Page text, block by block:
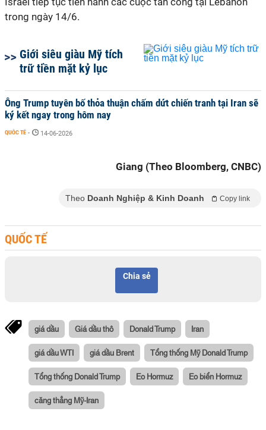
trong ngày 14/6.
Giới siêu giàu Mỹ tích
trữ tiền mặt kỷ lục
Ông Trump tuyên bố thỏa thuận chấm dứt chiến tranh tại Iran sẽ
ký kết ngay trong hôm nay
QUỐC TẾ - 14-06-2026
Giang (Theo Bloomberg, CNBC)
Theo Doanh Nghiệp & Kinh Doanh Copy link
QUỐC TẾ
Chia sẻ
giá dầu Giá dầu thô Donald Trump Iran
giá dầu WTI giá dầu Brent Tổng thống Mỹ Donald Trump
Tổng thống Donald Trump Eo Hormuz Eo biển Hormuz
căng thẳng Mỹ-Iran